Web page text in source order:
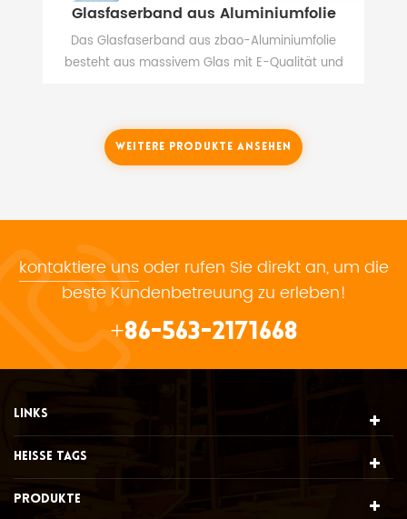
Glasfaserband aus Aluminiumfolie
Das Glasfaserband aus zbao-Aluminiumfolie
besteht aus massivem Glas mit E-Qualität und
Strahlen. Es schützt vor Strahlungswärme, indem
es 90% der Wärme reflektiert, die seine Oberfläche
berührt.
WEITERE PRODUKTE ANSEHEN
kontaktiere unsoder rufen Sie direkt an, um die
beste Kundenbetreuung zu erleben!
+86-563-2171668
LINKS
HEISSE TAGS
PRODUKTE